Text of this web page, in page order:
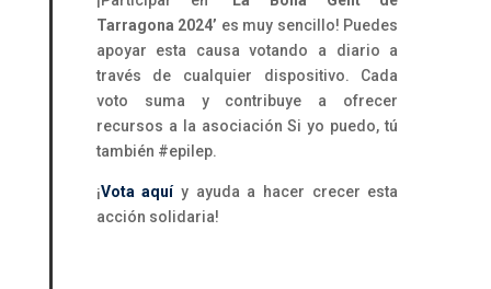
Tarragona 2024’ es muy sencillo! Puedes
apoyar esta causa votando a diario a
través de cualquier dispositivo. Cada
voto suma y contribuye a ofrecer
recursos a la asociación Si yo puedo, tú
también #epilep.
¡Vota aquí y ayuda a hacer crecer esta
acción solidaria!